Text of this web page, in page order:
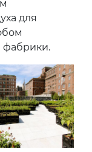
для
фабрики.